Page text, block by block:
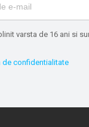
varsta de 16 ani si
de confidentialitate